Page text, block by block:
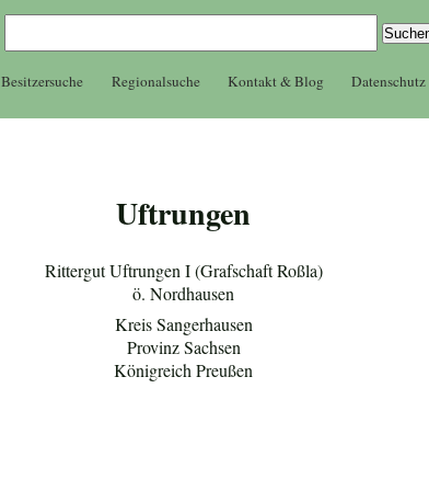
Besitzersuche Regionalsuche Kontakt & Blog Datenschutz
Uftrungen
Rittergut Uftrungen I (Grafschaft Roßla)
ö. Nordhausen
Kreis Sangerhausen
Provinz Sachsen
Königreich Preußen